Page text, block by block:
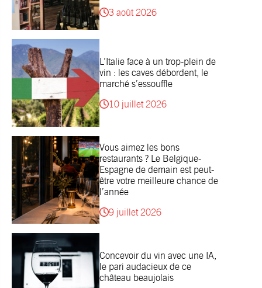
3 août 2026
L’Italie face à un trop-plein de
vin : les caves débordent, le
marché s’essouffle
10 juillet 2026
Vous aimez les bons
restaurants ? Le Belgique-
Espagne de demain est peut-
être votre meilleure chance de
l’année
9 juillet 2026
Concevoir du vin avec une IA,
le pari audacieux de ce
château beaujolais